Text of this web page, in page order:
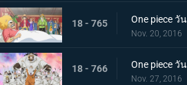
18 - 765 One piece
Nov. 20, 2016
18 - 766 One piece
Nov. 27, 2016